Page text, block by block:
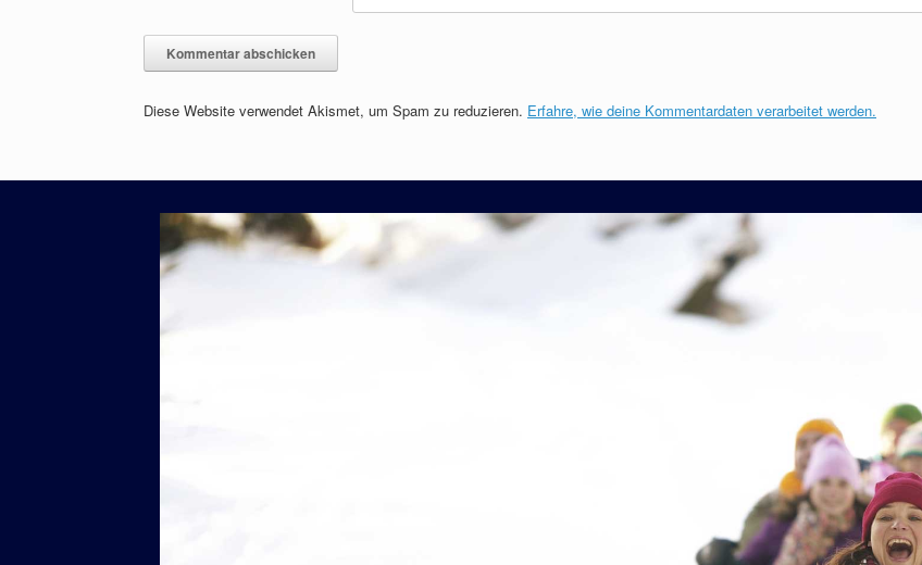
Diese Website verwendet Akismet, um Spam zu reduzieren. Erfahre, wie deine Kommentardaten verarbeitet werden.